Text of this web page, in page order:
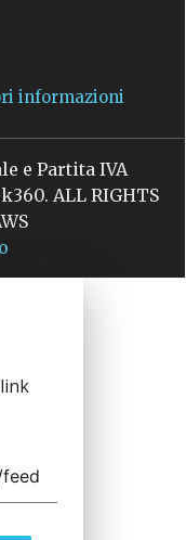
informazioni
e Partita IVA
ALL RIGHTS